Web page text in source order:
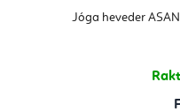
Jóga heveder